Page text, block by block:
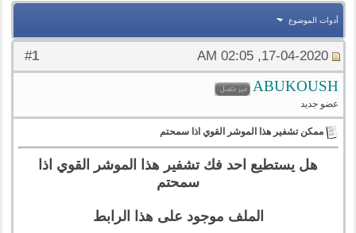
أدوات الموضوع
#
1 17-04-2020, 02:05 AM
ABUKOUSH
عضو جديد
ممكن تشفير هذا الموشر القوي اذا سمحتم
هل يستطيع احد فك تشفير هذا الموشر القوي اذا
سمحتم
الملف موجود على هذا الرابط